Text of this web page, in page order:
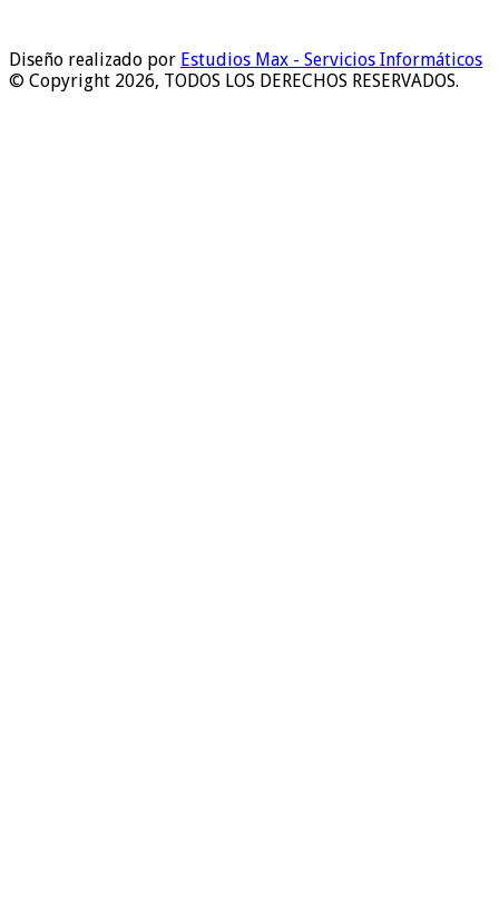
Diseño realizado por Estudios Max - Servicios Informáticos
© Copyright 2026, TODOS LOS DERECHOS RESERVADOS.